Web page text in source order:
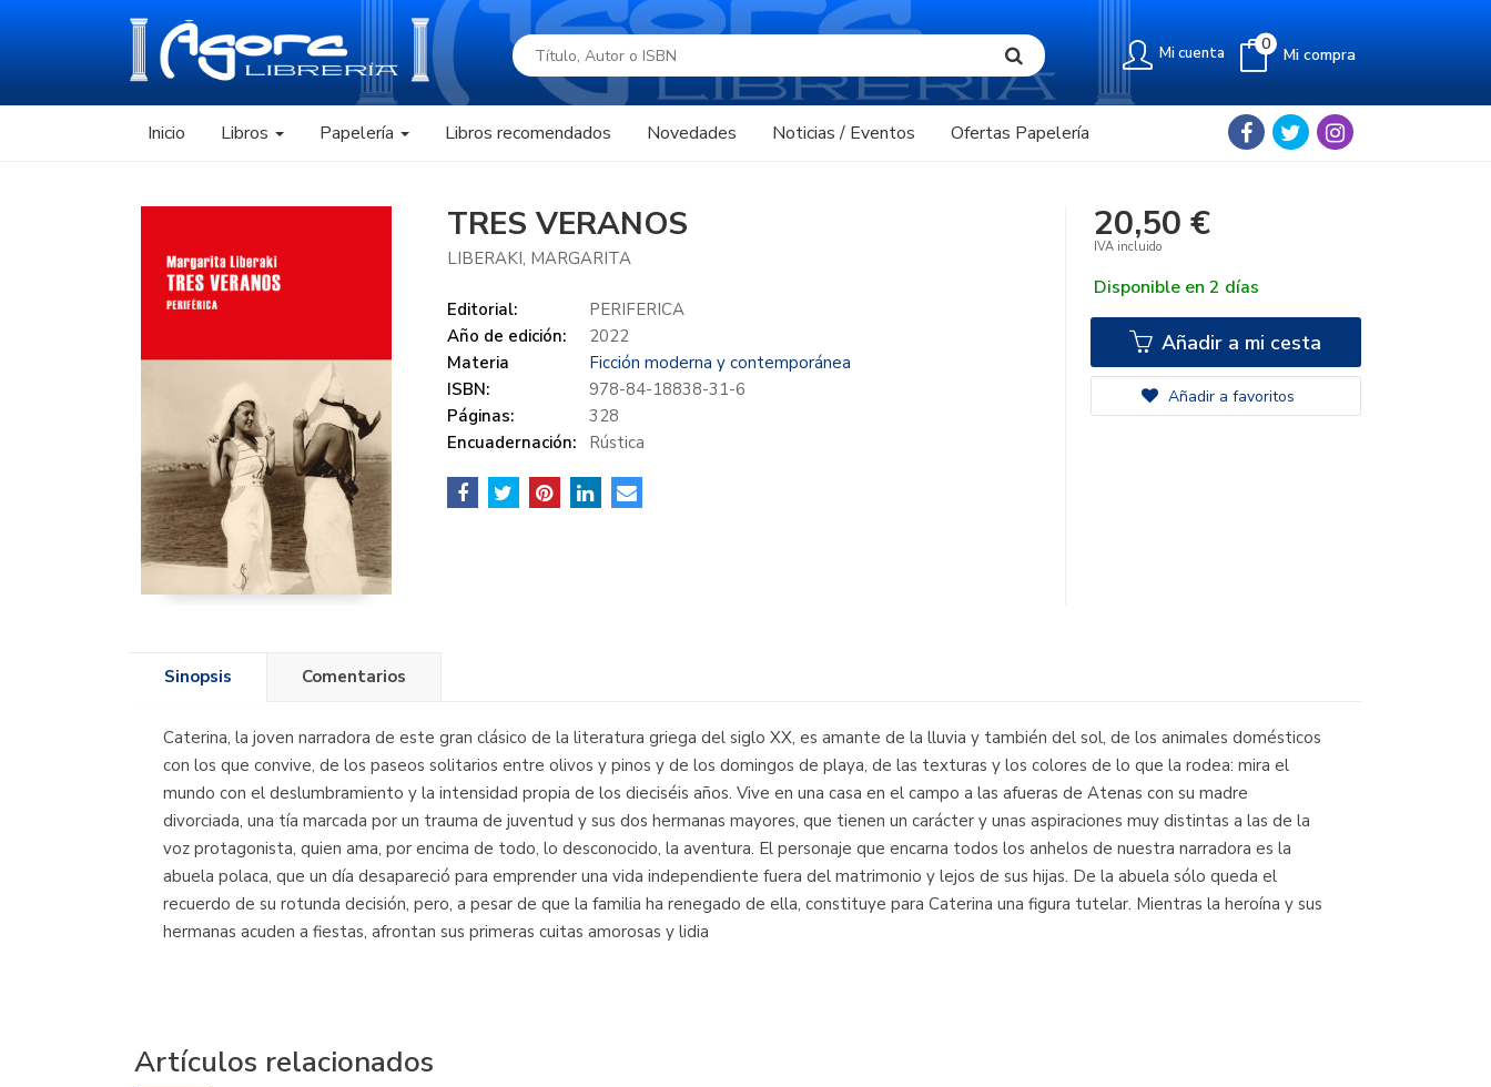
Mi cuenta Mi compra
0
Inicio Libros Papelería Libros recomendados Novedades Noticias / Eventos Ofertas Papelería
TRES VERANOS
LIBERAKI, MARGARITA
Editorial:
PERIFERICA
Año de edición:
2022
Materia
Ficción moderna y contemporánea
ISBN:
978-84-18838-31-6
Páginas:
328
Encuadernación:
Rústica
20,50 €
IVA incluido
Disponible en 2 días
Añadir a mi cesta
Añadir a favoritos
Sinopsis Comentarios
Caterina, la joven narradora de este gran clásico de la literatura griega del siglo XX, es amante de la lluvia y también del sol, de los animales domésticos
con los que convive, de los paseos solitarios entre olivos y pinos y de los domingos de playa, de las texturas y los colores de lo que la rodea: mira el
mundo con el deslumbramiento y la intensidad propia de los dieciséis años. Vive en una casa en el campo a las afueras de Atenas con su madre
divorciada, una tía marcada por un trauma de juventud y sus dos hermanas mayores, que tienen un carácter y unas aspiraciones muy distintas a las de la
voz protagonista, quien ama, por encima de todo, lo desconocido, la aventura. El personaje que encarna todos los anhelos de nuestra narradora es la
abuela polaca, que un día desapareció para emprender una vida independiente fuera del matrimonio y lejos de sus hijas. De la abuela sólo queda el
recuerdo de su rotunda decisión, pero, a pesar de que la familia ha renegado de ella, constituye para Caterina una figura tutelar. Mientras la heroína y sus
hermanas acuden a fiestas, afrontan sus primeras cuitas amorosas y lidia
Artículos relacionados